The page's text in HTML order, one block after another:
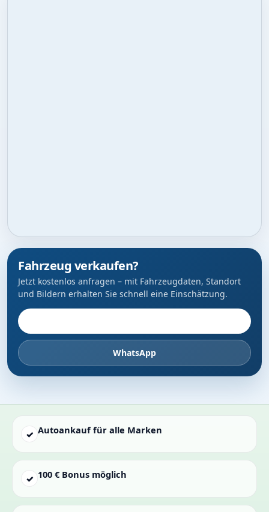
Fahrzeug verkaufen?
Jetzt kostenlos anfragen – mit Fahrzeugdaten, Standort
und Bildern erhalten Sie schnell eine Einschätzung.
WhatsApp
✓ Autoankauf für alle Marken
✓ 100 € Bonus möglich